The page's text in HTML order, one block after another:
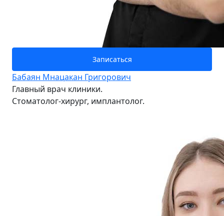
Записаться
Бабаян Мнацакан Григорович
Главный врач клиники.
Стоматолог-хирург, имплантолог.